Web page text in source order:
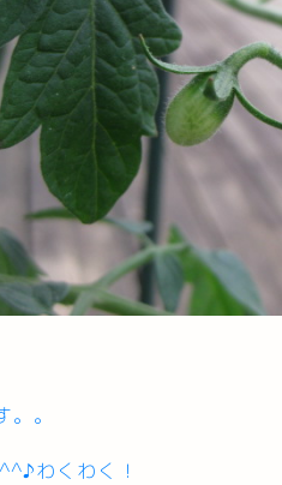
。
わくわく！